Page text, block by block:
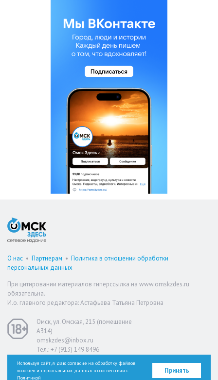
О нас • Партнерам • Политика в отношении обработки
персональных данных
При цитировании материалов гиперссылка на www.omskzdes.ru
обязательна.
И.о. главного редактора: Астафьева Татьяна Петровна
Омск, ул. Омская, 215 (помещение
А314)
omskzdes@inbox.ru
Тел.: +7 (913) 149 8496
Версия для слабовидящих
Используя сайт, я даю согласие на обработку файлов
«cookie» и персональных данных в соответствии с
Политикой
Принять